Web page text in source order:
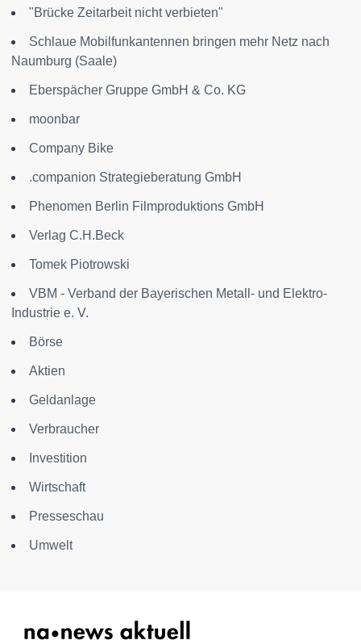
"Brücke Zeitarbeit nicht verbieten"
Schlaue Mobilfunkantennen bringen mehr Netz nach
Naumburg (Saale)
Eberspächer Gruppe GmbH & Co. KG
moonbar
Company Bike
.companion Strategieberatung GmbH
Phenomen Berlin Filmproduktions GmbH
Verlag C.H.Beck
Tomek Piotrowski
VBM - Verband der Bayerischen Metall- und Elektro-
Industrie e. V.
Börse
Aktien
Geldanlage
Verbraucher
Investition
Wirtschaft
Presseschau
Umwelt